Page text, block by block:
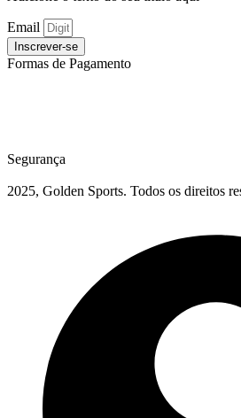
Email
Inscrever-se
Formas de Pagamento
Segurança
2025, Golden Sports. Todos os direitos